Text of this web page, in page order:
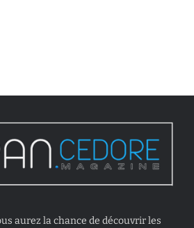
aurez la chance de découvrir les